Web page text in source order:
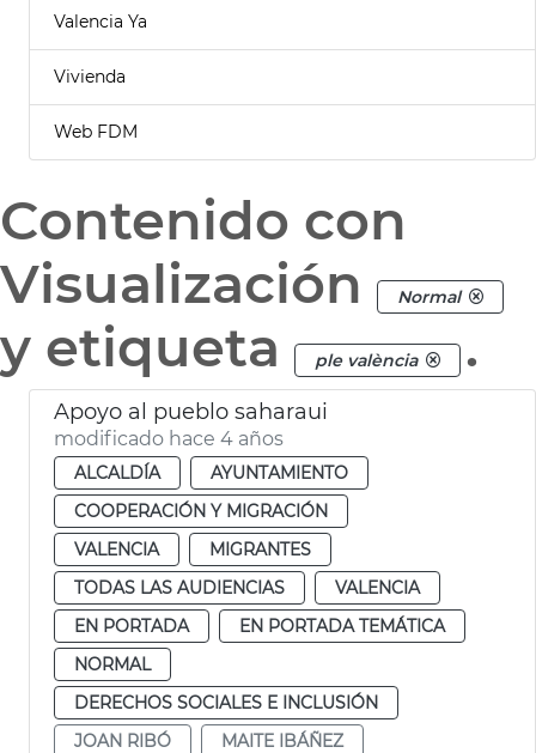
Valencia Ya
Vivienda
Web FDM
Contenido con
Visualización
Normal
y etiqueta ple valència .
Apoyo al pueblo saharaui
modificado hace 4 años
ALCALDÍA
AYUNTAMIENTO
COOPERACIÓN Y MIGRACIÓN
VALENCIA
MIGRANTES
TODAS LAS AUDIENCIAS
VALENCIA
EN PORTADA
EN PORTADA TEMÁTICA
NORMAL
DERECHOS SOCIALES E INCLUSIÓN
JOAN RIBÓ
MAITE IBÁÑEZ